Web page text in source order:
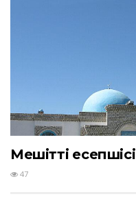
Мешіттің есепшісі
47